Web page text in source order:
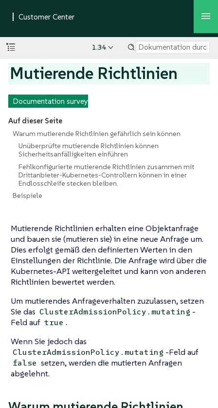
1.34
Mutierende Richtlinien
Documentation survey
Auf dieser Seite
Warum mutierende Richtlinien gefährlich sein können
Unüberprüfte mutierende Richtlinien können
Sicherheitsanfälligkeiten einführen
Fehlkonfigurierte mutierende Richtlinien zusammen mit
Drittanbieter-Kubernetes-Controllern können in einer
Endlosschleife stecken bleiben.
Beispiele
Mutierende Richtlinien erhalten eine Objektanfrage
und bauen sie (mutieren sie) in eine neue Anfrage um.
Dies erfolgt gemäß den definierten Werten in den
Einstellungen der Richtlinie. Die Anfrage wird über die
Kubernetes-API weitergeleitet und kann von anderen
Richtlinien bewertet werden.
Um mutierendes Anfrageverhalten zuzulassen, setzen
Sie das ClusterAdmissionPolicy.mutating -
Feld auf true .
Wenn Sie jedoch das
ClusterAdmissionPolicy.mutating -Feld auf
false setzen, werden die mutierten Anfragen
abgelehnt.